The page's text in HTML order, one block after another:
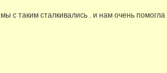
мы с таким сталкивались . и нам очень